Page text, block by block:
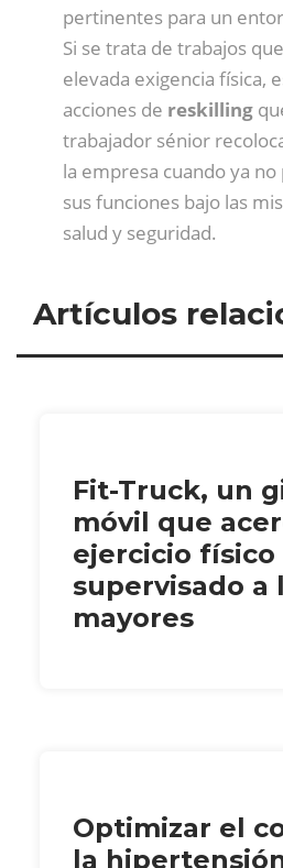
pertinentes para un
Si se trata de trabajos
elevada exigencia física,
acciones de reskilling
trabajador sénior
la empresa cuando ya
sus funciones bajo las
salud y seguridad.
Artículos
Fit-Truck, un
móvil que
ejercicio físico
supervisado a
mayores
Optimizar el
la